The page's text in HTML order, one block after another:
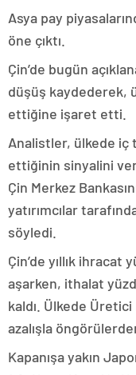
Asya pay
öne çıktı.
Çin’de bugün
düşüş kaydederek,
ettiğine işaret etti.
Analistler, ülkede iç
ettiğinin sinyalini
Çin Merkez
yatırımcılar
söyledi.
Çin’de yıllık
aşarken, ithalat
kaldı. Ülkede
azalışla
Kapanışa yakın